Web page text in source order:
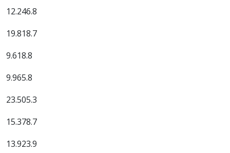
12.246.8
19.818.7
9.618.8
9.965.8
23.505.3
15.378.7
13.923.9